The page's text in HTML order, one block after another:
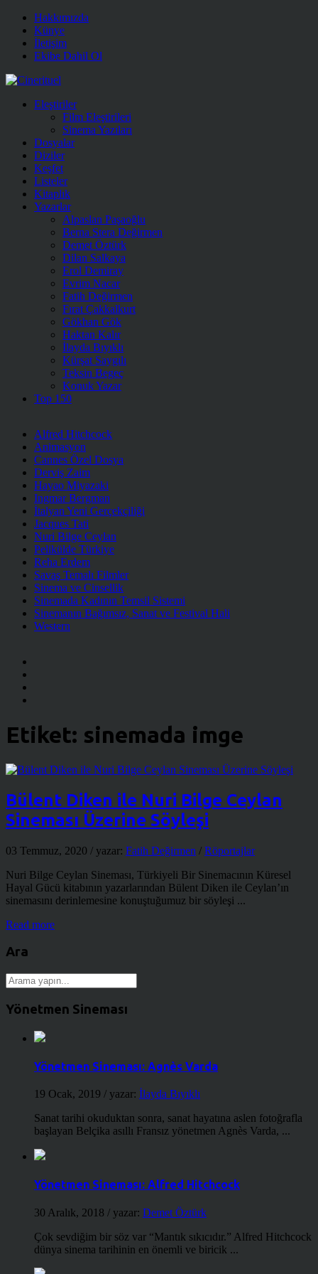
Hakkımızda
Künye
İletişim
Ekibe Dahil Ol
Eleştiriler
Film Eleştirileri
Sinema Yazıları
Dosyalar
Diziler
Keşfet
Listeler
Kitaplık
Yazarlar
Alpaslan Paşaoğlu
Berna Stera Değirmen
Demet Öztürk
Dilan Salkaya
Erol Demiray
Evrim Nacar
Fatih Değirmen
Fırat Çakkalkurt
Gökhan Gök
Haktan Kalır
İlayda Bıyıklı
Kürşat Saygılı
Teksin Begeç
Konuk Yazar
Top 150
Alfred Hitchcock
Animasyon
Cannes Özel Dosya
Derviş Zaim
Hayao Miyazaki
Ingmar Bergman
İtalyan Yeni Gerçekçiliği
Jacques Tati
Nuri Bilge Ceylan
Pelikülde Türkiye
Reha Erdem
Savaş Temalı Filmler
Sinema ve Cinsellik
Sinemada Kadının Temsil Sistemi
Sinemanın Bağımsız, Sanat ve Festival Hali
Western
Etiket: sinemada imge
Bülent Diken ile Nuri Bilge Ceylan
Sineması Üzerine Söyleşi
03 Temmuz, 2020 / yazar: Fatih Değirmen / Röportajlar
Nuri Bilge Ceylan Sineması, Türkiyeli Bir Sinemacının Küresel
Hayal Gücü kitabının yazarlarından Bülent Diken ile Ceylan’ın
sinemasını derinlemesine konuştuğumuz bir söyleşi ...
Read more
Ara
Yönetmen Sineması
Yönetmen Sineması: Agnès Varda
19 Ocak, 2019 / yazar: İlayda Bıyıklı
Sanat tarihi okuduktan sonra, sanat hayatına aslen fotoğrafla
başlayan Belçika asıllı Fransız yönetmen Agnès Varda, ...
Yönetmen Sineması: Alfred Hitchcock
30 Aralık, 2018 / yazar: Demet Öztürk
Çok sevdiğim bir söz var “Mantık sıkıcıdır.” Alfred Hitchcock
dünya sinema tarihinin en önemli ve biricik ...